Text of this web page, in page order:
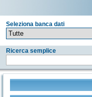
Seleziona banca dati
Ricerca semplice